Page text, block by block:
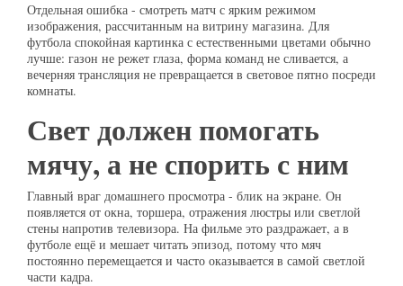
Отдельная ошибка - смотреть матч с ярким режимом
изображения, рассчитанным на витрину магазина. Для
футбола спокойная картинка с естественными цветами обычно
лучше: газон не режет глаза, форма команд не сливается, а
вечерняя трансляция не превращается в световое пятно посреди
комнаты.
Свет должен помогать
мячу, а не спорить с ним
Главный враг домашнего просмотра - блик на экране. Он
появляется от окна, торшера, отражения люстры или светлой
стены напротив телевизора. На фильме это раздражает, а в
футболе ещё и мешает читать эпизод, потому что мяч
постоянно перемещается и часто оказывается в самой светлой
части кадра.